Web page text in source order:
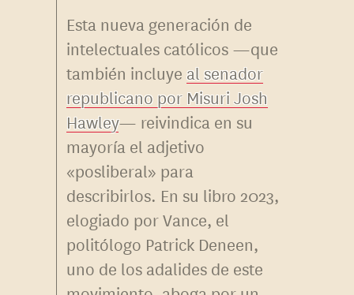
Esta nueva generación de
intelectuales católicos —que
también incluyeal senador
republicano por Misuri Josh
Hawley— reivindica en su
mayoría el adjetivo
«posliberal» para
describirlos. En su libro 2023,
elogiado por Vance, el
politólogo Patrick Deneen,
uno de los adalides de este